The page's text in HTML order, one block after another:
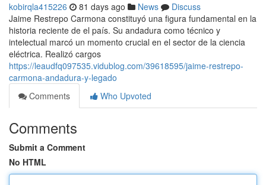
kobirqla415226 81 days ago News
Discuss
Jaime Restrepo Carmona constituyó una figura fundamental en la
historia reciente de el país. Su andadura como técnico y
intelectual marcó un momento crucial en el sector de la ciencia
eléctrica. Realizó cargos
https://leaudfq097535.vidublog.com/39618595/jaime-restrepo-
carmona-andadura-y-legado
Comments
Who Upvoted
Comments
Submit a Comment
No HTML